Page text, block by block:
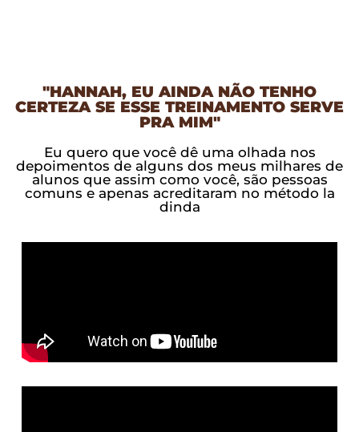
"HANNAH, EU AINDA NÃO TENHO
CERTEZA SE ESSE TREINAMENTO SERVE
PRA MIM"
Eu quero que você dê uma olhada nos
depoimentos de alguns dos meus milhares de
alunos que assim como você, são pessoas
comuns e apenas acreditaram no método la
dinda